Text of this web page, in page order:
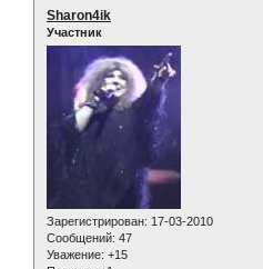
Sharon4ik
Участник
Зарегистрирован: 17-03-2010
Сообщений: 47
Уважение: +15